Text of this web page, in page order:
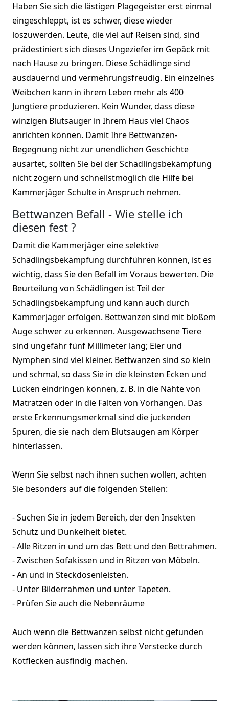
Haben Sie sich die lästigen Plagegeister erst einmal
eingeschleppt, ist es schwer, diese wieder
loszuwerden. Leute, die viel auf Reisen sind, sind
prädestiniert sich dieses Ungeziefer im Gepäck mit
nach Hause zu bringen. Diese Schädlinge sind
ausdauernd und vermehrungsfreudig. Ein einzelnes
Weibchen kann in ihrem Leben mehr als 400
Jungtiere produzieren. Kein Wunder, dass diese
winzigen Blutsauger in Ihrem Haus viel Chaos
anrichten können. Damit Ihre Bettwanzen-
Begegnung nicht zur unendlichen Geschichte
ausartet, sollten Sie bei der Schädlingsbekämpfung
nicht zögern und schnellstmöglich die Hilfe bei
Kammerjäger Schulte in Anspruch nehmen.
Bettwanzen Befall - Wie stelle ich
diesen fest ?
Damit die Kammerjäger eine selektive
Schädlingsbekämpfung durchführen können, ist es
wichtig, dass Sie den Befall im Voraus bewerten. Die
Beurteilung von Schädlingen ist Teil der
Schädlingsbekämpfung und kann auch durch
Kammerjäger erfolgen. Bettwanzen sind mit bloßem
Auge schwer zu erkennen. Ausgewachsene Tiere
sind ungefähr fünf Millimeter lang; Eier und
Nymphen sind viel kleiner. Bettwanzen sind so klein
und schmal, so dass Sie in die kleinsten Ecken und
Lücken eindringen können, z. B. in die Nähte von
Matratzen oder in die Falten von Vorhängen. Das
erste Erkennungsmerkmal sind die juckenden
Spuren, die sie nach dem Blutsaugen am Körper
hinterlassen.
Wenn Sie selbst nach ihnen suchen wollen, achten
Sie besonders auf die folgenden Stellen:
- Suchen Sie in jedem Bereich, der den Insekten
Schutz und Dunkelheit bietet.
- Alle Ritzen in und um das Bett und den Bettrahmen.
- Zwischen Sofakissen und in Ritzen von Möbeln.
- An und in Steckdosenleisten.
- Unter Bilderrahmen und unter Tapeten.
- Prüfen Sie auch die Nebenräume
Auch wenn die Bettwanzen selbst nicht gefunden
werden können, lassen sich ihre Verstecke durch
Kotflecken ausfindig machen.